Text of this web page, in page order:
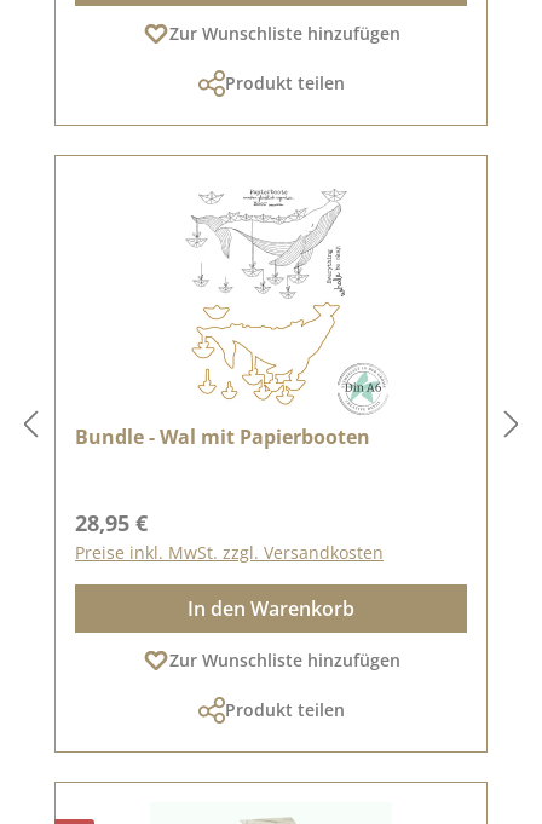
Zur Wunschliste hinzufügen
Produkt teilen
Bundle - Wal mit Papierbooten
Regulärer Preis:
28,95 €
Preise inkl. MwSt. zzgl. Versandkosten
In den Warenkorb
Zur Wunschliste hinzufügen
Produkt teilen